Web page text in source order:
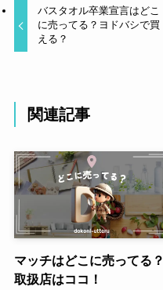
バスタオル卒業宣言はどこ
に売ってる？ヨドバシで買
える？
関連記事
マッチはどこに売ってる？
取扱店はココ！